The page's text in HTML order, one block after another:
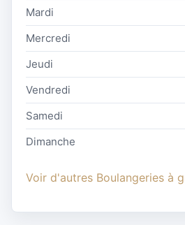
Mardi
Mercredi
Jeudi
Vendredi
Samedi
Dimanche
Voir d'autres Boulangeries à